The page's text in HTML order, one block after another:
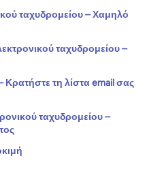
ταχυδρομείου – Χαμηλό
ταχυδρομείου –
τη λίστα email σας
ταχυδρομείου –